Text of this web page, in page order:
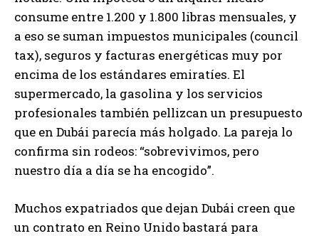
consume entre 1.200 y 1.800 libras mensuales, y
a eso se suman impuestos municipales (council
tax), seguros y facturas energéticas muy por
encima de los estándares emiratíes. El
supermercado, la gasolina y los servicios
profesionales también pellizcan un presupuesto
que en Dubái parecía más holgado. La pareja lo
confirma sin rodeos: “sobrevivimos, pero
nuestro día a día se ha encogido”.
Muchos expatriados que dejan Dubái creen que
un contrato en Reino Unido bastará para